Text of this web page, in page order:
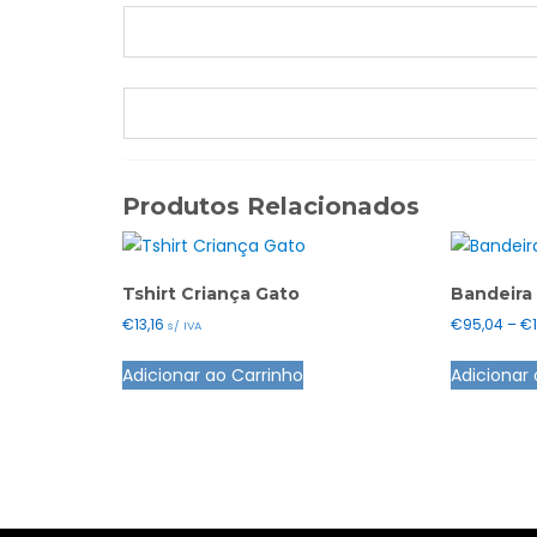
Produtos Relacionados
Tshirt Criança Gato
€13,16 s/ IVA
Adicionar ao Carrinho
This
product
options
Bandeira
€95,04–€
Adicionar